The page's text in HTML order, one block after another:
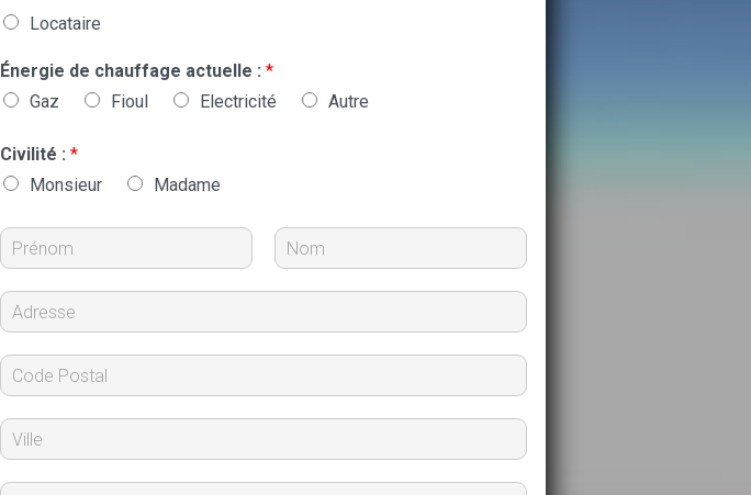
Locataire
Énergie de chauffage actuelle : *
Gaz
Fioul Electricité Autre
Civilité : *
Monsieur
Madame